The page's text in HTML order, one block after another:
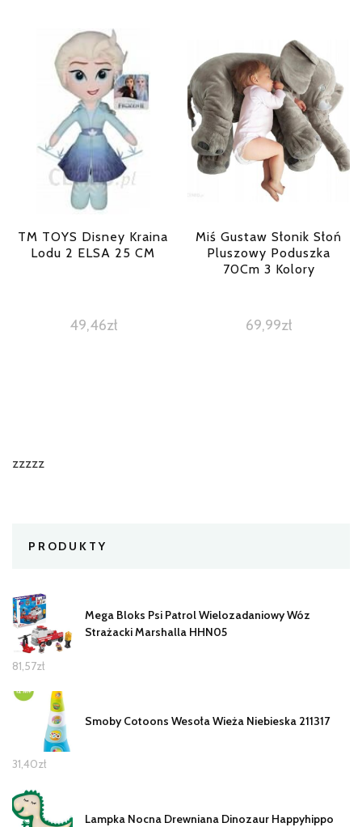
TM TOYS Disney Kraina
Lodu 2 ELSA 25 CM
49,46zł
Miś Gustaw Słonik Słoń
Pluszowy Poduszka
70Cm 3 Kolory
69,99zł
zzzzz
PRODUKTY
Mega Bloks Psi Patrol Wielozadaniowy Wóz
Strażacki Marshalla HHN05
81,57zł
Smoby Cotoons Wesoła Wieża Niebieska 211317
31,40zł
Lampka Nocna Drewniana Dinozaur Happyhippo